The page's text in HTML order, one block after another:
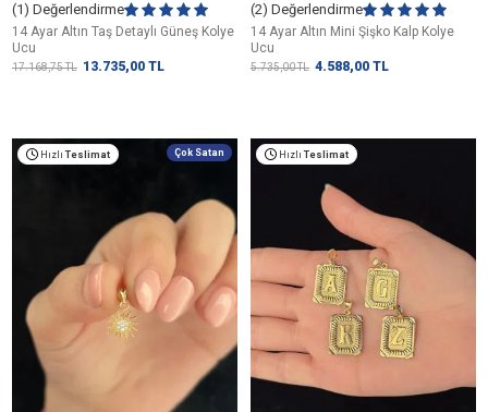
(1) Değerlendirme
14 Ayar Altın Taş Detaylı Güneş Kolye
Ucu
17.168,75TL 13.735,00 TL
(2) Değerlendirme
14 Ayar Altın Mini Şişko Kalp Kolye
Ucu
5.735,00TL 4.588,00 TL
Hızlı Teslimat Çok Satan Hızlı Teslimat